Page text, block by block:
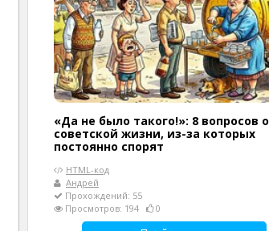
«Да не было такого!»: 8 вопросов о
советской жизни, из-за которых
постоянно спорят
HTML-код
Андрей
Прохождений: 55
Просмотров: 194
0